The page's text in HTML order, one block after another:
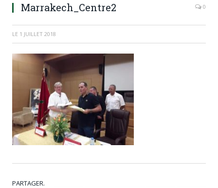
Marrakech_Centre2 0
LE 1 JUILLET 2018
PARTAGER.